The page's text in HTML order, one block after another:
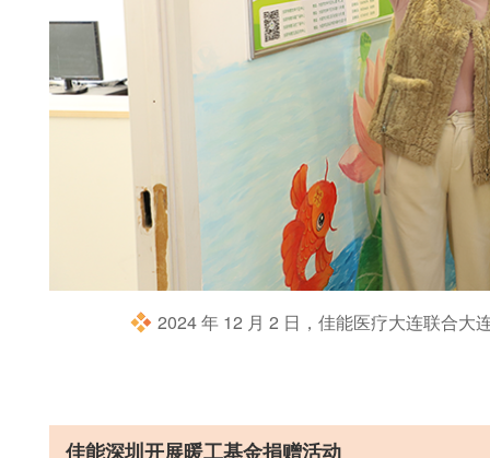
2024 年 12 月 2 日，佳能医疗大连联合大
佳能深圳开展暖工基金捐赠活动